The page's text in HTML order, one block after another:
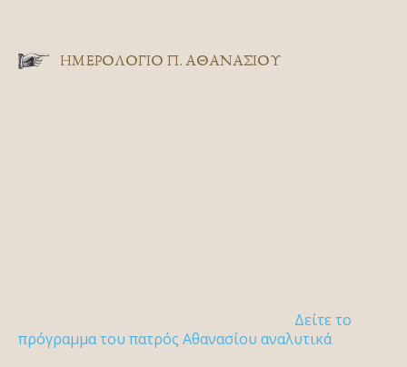
ΗΜΕΡΟΛΟΓΙΟ Π. ΑΘΑΝΑΣΙΟΥ
Δείτε το
πρόγραμμα του πατρός Αθανασίου αναλυτικά